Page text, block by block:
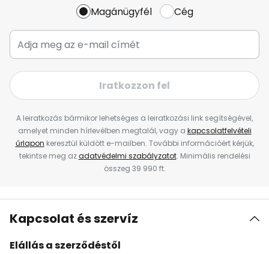
Magánügyfél Cég
Iratkozzon fel
A leiratkozás bármikor lehetséges a leiratkozási link segítségével,
amelyet minden hírlevélben megtalál, vagy a kapcsolatfelvételi
űrlapon keresztül küldött e-mailben. További információért kérjük,
tekintse meg azadatvédelmi szabályzatot. Minimális rendelési
összeg 39 990 ft.
Kapcsolat és szervíz
Elállás a szerződéstől